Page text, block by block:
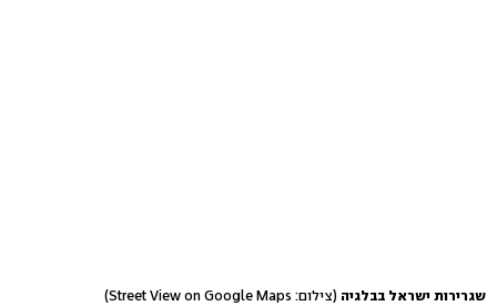
שגרירות ישראל בבלגיה (צילום: Street View on Google Maps)